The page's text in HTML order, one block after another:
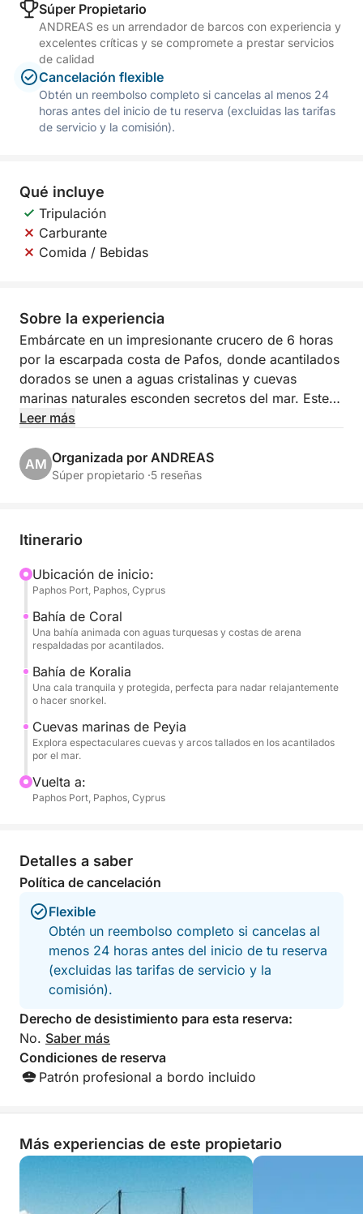
Súper Propietario
ANDREAS es un arrendador de barcos con experiencia y
excelentes críticas y se compromete a prestar servicios
de calidad
Cancelación flexible
Obtén un reembolso completo si cancelas al menos 24
horas antes del inicio de tu reserva (excluidas las tarifas
de servicio y la comisión).
Qué incluye
Tripulación
Carburante
Comida / Bebidas
Sobre la experiencia
Embárcate en un impresionante crucero de 6 horas
por la escarpada costa de Pafos, donde acantilados
dorados se unen a aguas cristalinas y cuevas
marinas naturales esconden secretos del mar. Este
inolvidable viaje combina relajación paisajística con
descubrir Chipre más allá de la playa.
castillo medieval. El barco se desliza hacia la Bahía
aguas turquesas y espectaculares formaciones
rocosas. Poco después, llegarás a la Bahía de
Koralia, donde disfrutarás de tu primera parada para
nadar: una cala virgen y protegida, perfecta para
flotar, hacer snorkel o simplemente sumergirte en el
Mediterráneo.
acercarás a las famosas Cuevas Marinas de Peyia,
donde el viento y las olas han tallado túneles y arcos
de nuevo para un segundo baño, lo que te dará la
oportunidad de hacer snorkel junto a estas
A bordo, podrá adquirir comida y bebidas,
incluyendo especialidades locales y refrescantes
cócteles para disfrutar entre paradas. Disponemos
de asientos a la sombra y terrazas abiertas para que
pueda relajarse con comodidad, ya sea tomando el
sol o disfrutando de la brisa.
Lo que distingue a este crucero es su combinación
de tranquilos lugares para nadar, lugares
emblemáticos y maravillas naturales, todo en un
viaje de 6 horas perfectamente sincronizado.
Explorará rincones tanto concurridos como
Desde calas tranquilas hasta maravillas geológicas,
este tour ofrece una experiencia completa de la
familias y cualquier amante del mar.
Leer más
AM Organizada por ANDREAS
Súper propietario ·5 reseñas
Itinerario
Ubicación de inicio:
Paphos Port, Paphos, Cyprus
Bahía de Coral
Una bahía animada con aguas turquesas y costas de arena
respaldadas por acantilados.
Bahía de Koralia
Una cala tranquila y protegida, perfecta para nadar relajantemente
o hacer snorkel.
Cuevas marinas de Peyia
Explora espectaculares cuevas y arcos tallados en los acantilados
por el mar.
Vuelta a:
Paphos Port, Paphos, Cyprus
Detalles a saber
Política de cancelación
Flexible
Obtén un reembolso completo si cancelas al
menos 24 horas antes del inicio de tu reserva
(excluidas las tarifas de servicio y la
comisión).
Derecho de desistimiento para esta reserva:
No. Saber más
Condiciones de reserva
Patrón profesional a bordo incluido
Más experiencias de este propietario